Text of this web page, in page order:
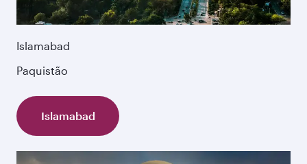
Islamabad
Paquistão
Islamabad